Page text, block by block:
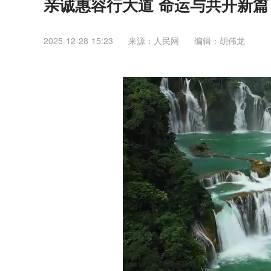
亲诚惠容行大道 命运与共开新篇
2025-12-28 15:23 来源：人民网 编辑：胡伟龙